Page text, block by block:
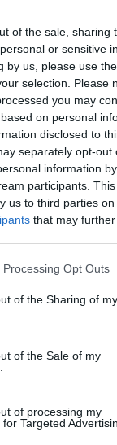
of the sale, sharing
or sensitive
by us, please use
selection. Please
you may
on personal
disclosed to
separately opt-out
information
participants.
us to third parties on
that may
website/app uses
or usage
to Google and its
specified
Opt Outs
of the Sharing of my
of the Sale of my
of processing my
Targeted
Olbia: rampe
conquista la
dell’estate 2026